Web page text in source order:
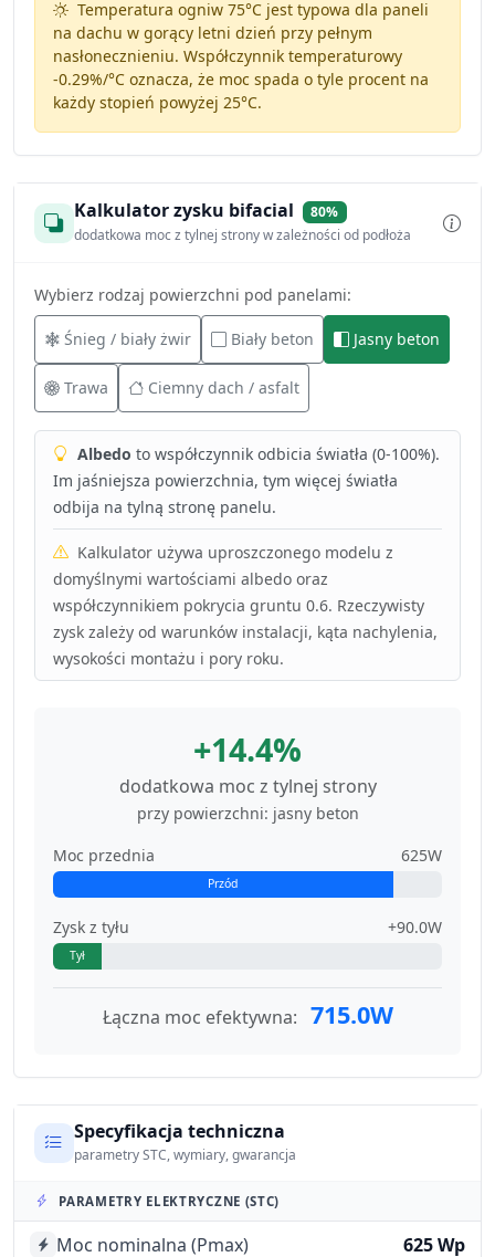
Temperatura ogniw 75°C jest typowa dla paneli
na dachu w gorący letni dzień przy pełnym
nasłonecznieniu. Współczynnik temperaturowy
-0.29%/°Coznacza, że moc spada o tyle procent na
każdy stopień powyżej 25°C.
Kalkulator zysku bifacial
80%
dodatkowa moc z tylnej strony w zależności od podłoża
Wybierz rodzaj powierzchni pod panelami:
Śnieg / biały żwir Biały beton Jasny beton
Trawa Ciemny dach / asfalt
Albedo to współczynnik odbicia światła (0-100%).
Im jaśniejsza powierzchnia, tym więcej światła
odbija na tylną stronę panelu.
Kalkulator używa uproszczonego modelu z
domyślnymi wartościami albedo oraz
współczynnikiem pokrycia gruntu 0.6. Rzeczywisty
zysk zależy od warunków instalacji, kąta nachylenia,
wysokości montażu i pory roku.
+14.4%
dodatkowa moc z tylnej strony
przy powierzchni: jasny beton
Moc przednia
625W
Przód
Zysk z tyłu +90.0W
Tył
Łączna moc efektywna: 715.0W
Specyfikacja techniczna
parametry STC, wymiary, gwarancja
PARAMETRY ELEKTRYCZNE (STC)
Moc nominalna (Pmax) 625 Wp